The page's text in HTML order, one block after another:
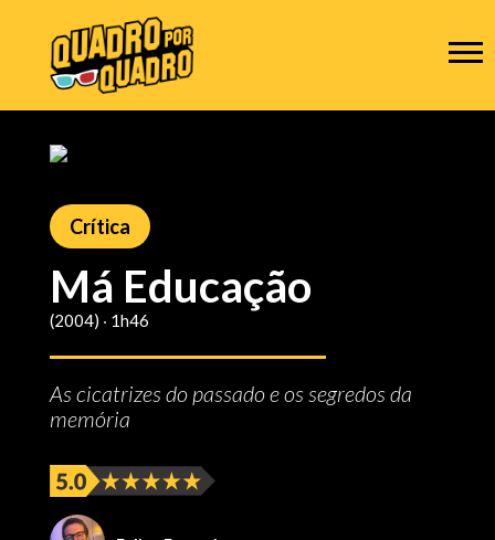
Crítica
Má Educação
(2004) ‧ 1h46
As cicatrizes do passado e os segredos da
memória